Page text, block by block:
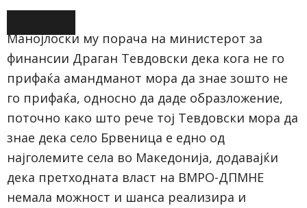
амандманот
се предлага
да се
обезбедат
средства во
висина од 9
милиони 840
илјади
денари за
Манојлоски му порача на министерот за
финансии Драган Тевдовски дека кога не го
прифаќа амандманот мора да знае зошто не
го прифаќа, односно да даде образложение,
поточно како што рече тој Тевдовски мора да
знае дека село Брвеница е едно од
најголемите села во Македонија, додавајќи
дека претходната власт на ВМРО-ДПМНЕ
немала можност и шанса реализира и